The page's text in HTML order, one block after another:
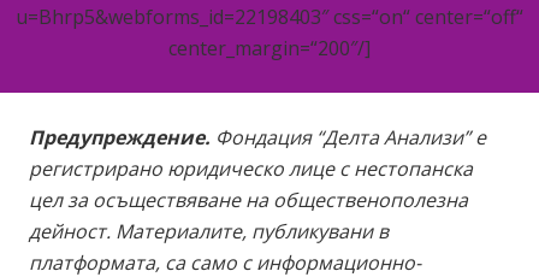
u=Bhrp5&webforms_id=22198403″ css=“on“ center=“off“
center_margin=“200″/]
Предупреждение. Фондация “Делта Анализи” е
регистрирано юридическо лице с нестопанска
цел за осъществяване на общественополезна
дейност. Материалите, публикувани в
платформата, са само с информационно-